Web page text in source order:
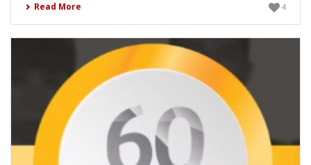
Read More 4